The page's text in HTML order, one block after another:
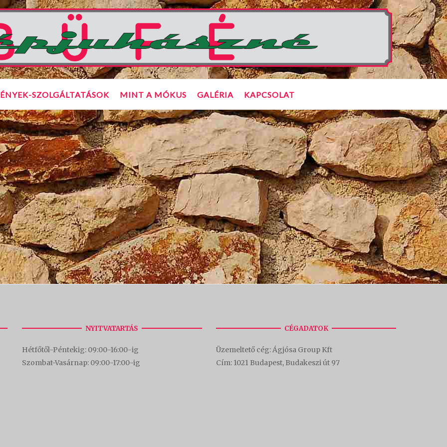
SZOLGÁLTATÁSOK MINT A MÓKUS GALÉRIA KAPCSOLAT
NYITVATARTÁS
Hétfőtől-Péntekig: 09:00-16:00-ig
Szombat-Vasárnap: 09:00-17:00-ig
CÉGADATOK
Üzemeltető cég: Ágjósa Group Kft
Cím: 1021 Budapest, Budakeszi út 97